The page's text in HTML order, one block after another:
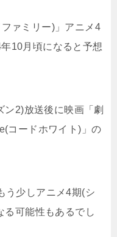
ァミリー)」アニメ4
10月頃になると予想
ン2)放送後に映画「劇
コードホワイト)」の
う少しアニメ4期(シ
る可能性もあるでし